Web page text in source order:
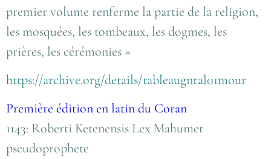
premier volume renferme la partie de la religion,
les mosquées, les tombeaux, les dogmes, les
prières, les cérémonies »
https://archive.org/details/tableaugnral01mour
Première édition en latin du Coran
1143: Roberti Ketenensis Lex Mahumet
pseudoprophete